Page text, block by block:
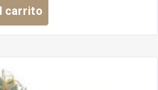
carrito